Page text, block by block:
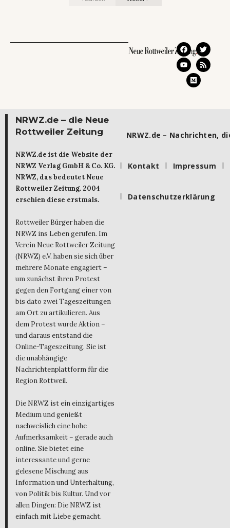
NRWZ.de – die Neue
Rottweiler Zeitung
NRWZ.de ist die Website der
NRWZ Verlag GmbH & Co. KG.
NRWZ, das bedeutet Neue
Rottweiler Zeitung. 2004
erschien diese erstmals.
Rottweiler Bürger haben die
NRWZ ins Leben gerufen. Im
Verein Neue Rottweiler Zeitung
(NRWZ) e.V. haben sie sich über
mehrere Monate engagiert –
um zunächst ihren Protest
gegen den Fortgang einer von
bis dato zwei Tageszeitungen
am Ort zu artikulieren. Aus
dem Protest wurde Aktion –
und daraus entstand die
Online-Tageszeitung. Sie ist
die unabhängige
Nachrichtenplattform für die
Region Rottweil.
Die NRWZ ist ein einzigartiges
Medium und genießt
nachweislich eine hohe
Aufmerksamkeit – gerade auch
online. Sie bietet eine
interessante und gerne
gelesene Mischung aus
Information und Unterhaltung,
von Politik bis Kultur. Und vor
allen Dingen: Die NRWZ ist
einfach mit Liebe gemacht.
NRWZ.de – Nachrichten,
Kontakt Impressum
Datenschutzerklärung